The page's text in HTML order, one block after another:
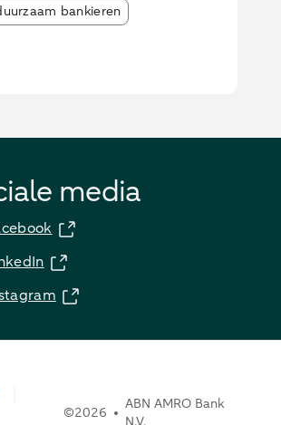
bankieren
media
©2026
ABN AMRO Bank
N.V.